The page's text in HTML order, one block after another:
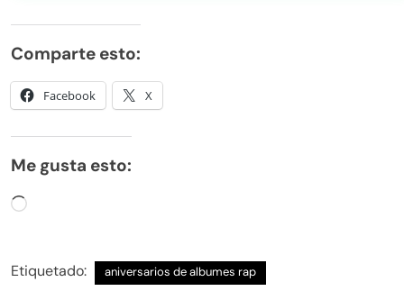
Comparte esto:
Facebook X
Me gusta esto:
Cargando...
Etiquetado: aniversarios de albumes rap